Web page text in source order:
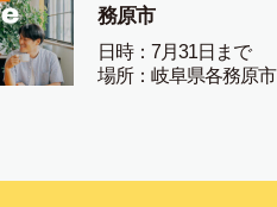
務原市
日時：7月31日まで
場所：岐阜県各務原市